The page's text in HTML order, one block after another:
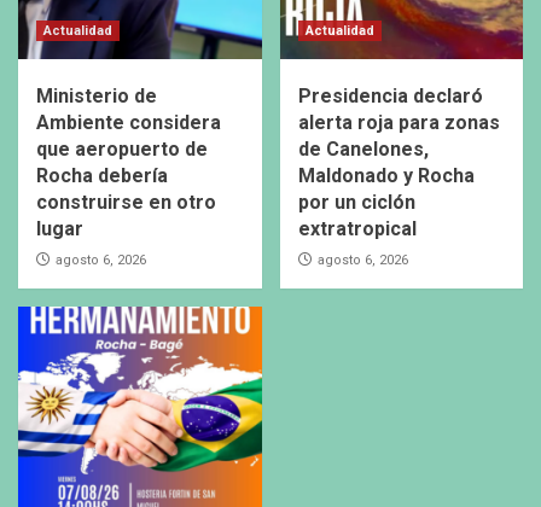
Actualidad
Ministerio de
Ambiente considera
que aeropuerto de
Rocha debería
construirse en otro
lugar
agosto 6, 2026
Actualidad
Presidencia declaró
alerta roja para zonas
de Canelones,
Maldonado y Rocha
por un ciclón
extratropical
agosto 6, 2026